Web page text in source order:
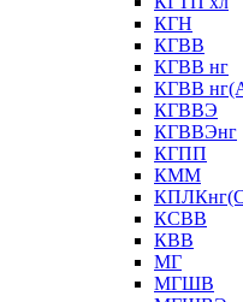
КГН
КГВВ
КГВВ нг
КГВВ
КГВВЭ
КГВВЭнг
КГПП
КММ
КСВВ
КВВ
МГ
МГШВ